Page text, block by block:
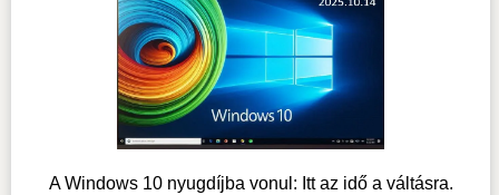
A Windows 10 nyugdíjba vonul: Itt az idő a váltásra.